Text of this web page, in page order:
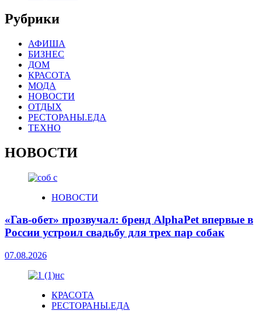
Рубрики
АФИША
БИЗНЕС
ДОМ
КРАСОТА
МОДА
НОВОСТИ
ОТДЫХ
РЕСТОРАНЫ.ЕДА
ТЕХНО
НОВОСТИ
НОВОСТИ
«Гав-обет» прозвучал: бренд AlphaPet впервые в
России устроил свадьбу для трех пар собак
07.08.2026
КРАСОТА
РЕСТОРАНЫ.ЕДА